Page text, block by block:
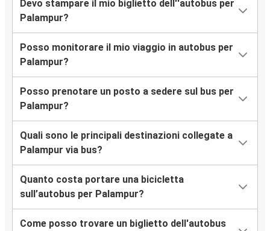
Devo stampare il mio biglietto dell''autobus per
Palampur?
Posso monitorare il mio viaggio in autobus per
Palampur?
Posso prenotare un posto a sedere sul bus per
Palampur?
Quali sono le principali destinazioni collegate a
Palampur via bus?
Quanto costa portare una bicicletta
sull’autobus per Palampur?
Come posso trovare un biglietto dell'autobus